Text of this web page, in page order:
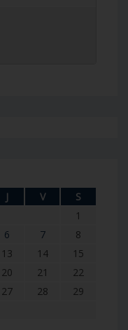
J V
S
1
6 7
8
13 14
15
20 21
22
27 28
29